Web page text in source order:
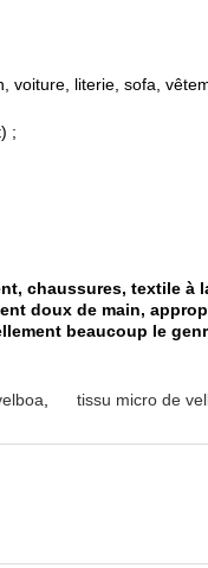
voiture, literie, sofa,
;
chaussures, textile
doux de main,
beaucoup le
tissu micro de